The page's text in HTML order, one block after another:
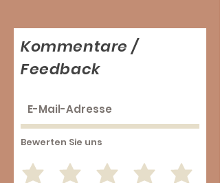
Kommentare /
Feedback
Bewerten Sie uns